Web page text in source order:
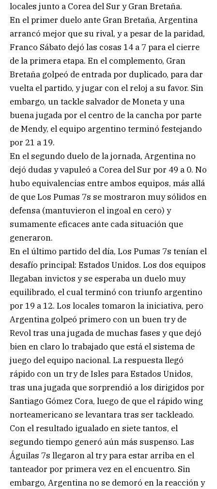
locales junto a Corea del Sur y Gran Bretaña.
En el primer duelo ante Gran Bretaña, Argentina
arrancó mejor que su rival, y a pesar de la paridad,
Franco Sábato dejó las cosas 14 a 7 para el cierre
de la primera etapa. En el complemento, Gran
Bretaña golpeó de entrada por duplicado, para dar
vuelta el partido, y jugar con el reloj a su favor. Sin
embargo, un tackle salvador de Moneta y una
buena jugada por el centro de la cancha por parte
de Mendy, el equipo argentino terminó festejando
por 21 a 19.
En el segundo duelo de la jornada, Argentina no
dejó dudas y vapuleó a Corea del Sur por 49 a 0. No
hubo equivalencias entre ambos equipos, más allá
de que Los Pumas 7s se mostraron muy sólidos en
defensa (mantuvieron el ingoal en cero) y
sumamente eficaces ante cada situación que
generaron.
En el último partido del día, Los Pumas 7s tenían el
desafío principal: Estados Unidos. Los dos equipos
llegaban invictos y se esperaba un duelo muy
equilibrado, el cual terminó con triunfo argentino
por 19 a 12. Los locales tomaron la iniciativa, pero
Argentina golpeó primero con un buen try de
Revol tras una jugada de muchas fases y que dejó
bien en claro lo trabajado que está el sistema de
juego del equipo nacional. La respuesta llegó
rápido con un try de Isles para Estados Unidos,
tras una jugada que sorprendió a los dirigidos por
Santiago Gómez Cora, luego de que el rápido wing
norteamericano se levantara tras ser tackleado.
Con el resultado igualado en siete tantos, el
segundo tiempo generó aún más suspenso. Las
Águilas 7s llegaron al try para estar arriba en el
tanteador por primera vez en el encuentro. Sin
embargo, Argentina no se demoró en la reacción y